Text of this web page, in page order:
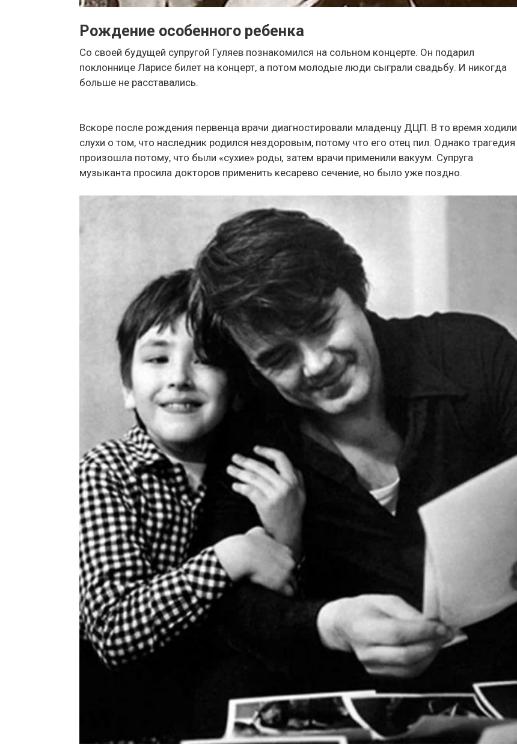
Рождение особенного ребенка
Со своей будущей супругой Гуляев познакомился на сольном концерте. Он подарил
поклоннице Ларисе билет на концерт, а потом молодые люди сыграли свадьбу. И никогда
больше не расставались.
Вскоре после рождения первенца врачи диагностировали младенцу ДЦП. В то время ходили
слухи о том, что наследник родился нездоровым, потому что его отец пил. Однако трагедия
произошла потому, что были «сухие» роды, затем врачи применили вакуум. Супруга
музыканта просила докторов применить кесарево сечение, но было уже поздно.